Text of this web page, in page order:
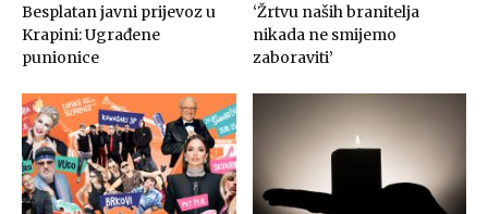
Besplatan javni prijevoz u
Krapini: Ugrađene
punionice
‘Žrtvu naših branitelja
nikada ne smijemo
zaboraviti’